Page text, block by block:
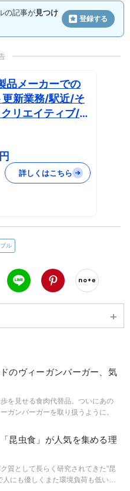
の記事が見つけ
登録する
品メーカーでの
新業務/駅近/そ
リエイティブ/一
詳しくはこちら
ル
X（旧twitter）
LINE Pinterest
のヴィーガンバーガー、気
を見せる食肉代替品。ついにあの
ガンバーガーを取り扱うように。
昆虫食」が人気を集める理
質として長らく研究されてきた"昆
人にも優しくまた環境負荷も低いこ